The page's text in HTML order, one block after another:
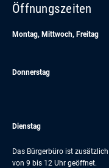
Öffnungszeiten
Montag, Mittwoch, Freitag
Donnerstag
Dienstag
Das Bürgerbüro ist
von 9 bis 12 Uhr geöffnet.